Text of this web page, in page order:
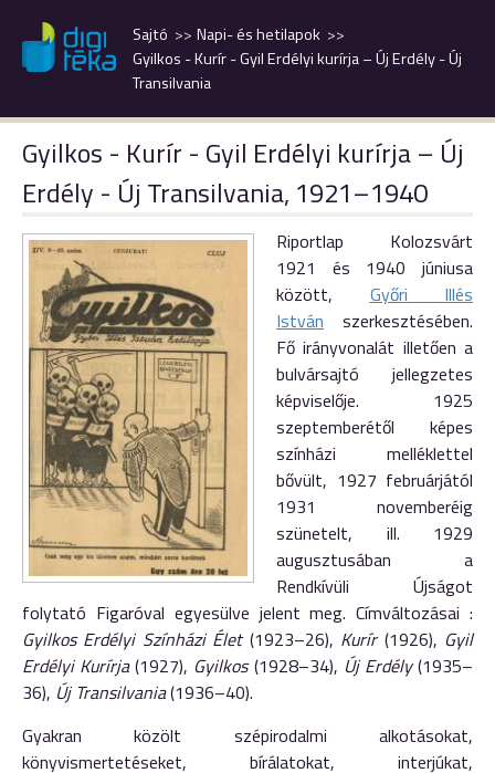
Gyilkos - Kurír - Gyil Erdélyi kurírja – Új Erdély - Új
Transilvania
Napi- és hetilapok
Sajtó
Gyilkos - Kurír - Gyil Erdélyi kurírja – Új
Erdély - Új Transilvania, 1921–1940
Riportlap Kolozsvárt
1921 és 1940 júniusa
között, Győri Illés
István szerkesztésében.
Fő irányvonalát illetően a
bulvársajtó jellegzetes
képviselője. 1925
szeptemberétől képes
színházi melléklettel
bővült, 1927 februárjától
1931 novemberéig
szünetelt, ill. 1929
augusztusában a
Rendkívüli Újságot
folytató Figaróval egyesülve jelent meg. Címváltozásai :
Gyilkos Erdélyi Színházi Élet(1923–26), Kurír (1926), Gyil
Erdélyi Kurírja(1927), Gyilkos(1928–34), Új Erdély(1935–
36), Új Transilvania(1936–40).
Gyakran közölt szépirodalmi alkotásokat,
könyvismertetéseket, bírálatokat, interjúkat,